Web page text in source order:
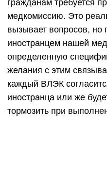
гражданам требуется
медкомиссию. Это
вызывает вопросов, но
иностранцем нашей
определенную
желания с этим
каждый ВЛЭК
иностранца или же
тормозить при